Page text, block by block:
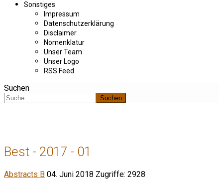
Sonstiges
Impressum
Datenschutzerklärung
Disclaimer
Nomenklatur
Unser Team
Unser Logo
RSS Feed
Suchen
Suchen
Best - 2017 - 01
Abstracts B 04. Juni 2018 Zugriffe: 2928